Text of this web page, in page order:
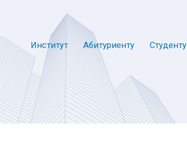
Институт Абитуриенту Студенту